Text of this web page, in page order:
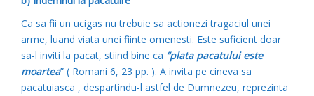
Ca sa fii un ucigas nu trebuie sa actionezi tragaciul unei
arme, luand viata unei fiinte omenesti. Este suficient doar
sa-l inviti la pacat, stiind bine ca “plata pacatului este
moartea” ( Romani 6, 23 pp. ). A invita pe cineva sa
pacatuiasca , despartindu-l astfel de Dumnezeu, reprezinta